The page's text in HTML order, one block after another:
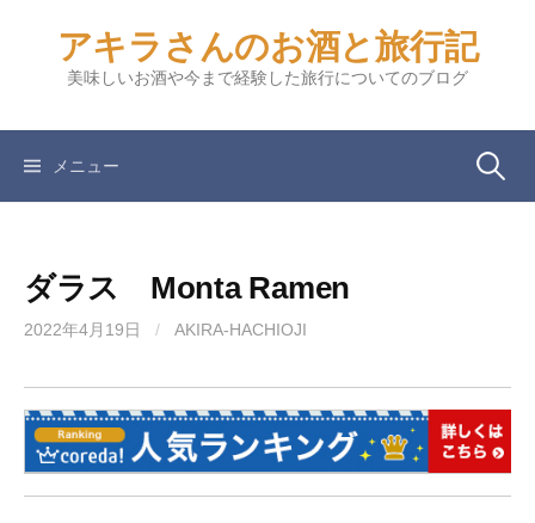
ツ
アキラさんのお酒と旅行記
美味しいお酒や今まで経験した旅行についてのブログ
メニュー 検
ダラス Monta Ramen
2022年4月19日 / AKIRA-HACHIOJI